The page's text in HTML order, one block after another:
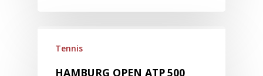
Tennis
HAMBURG OPEN ATP 500